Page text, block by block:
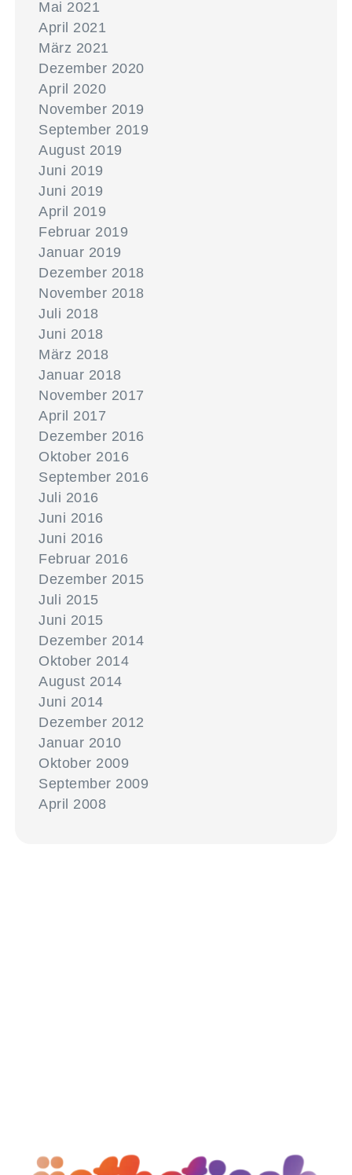
Mai 2021
April 2021
März 2021
Dezember 2020
April 2020
November 2019
September 2019
August 2019
Juni 2019
Juni 2019
April 2019
Februar 2019
Januar 2019
Dezember 2018
November 2018
Juli 2018
Juni 2018
März 2018
Januar 2018
November 2017
April 2017
Dezember 2016
Oktober 2016
September 2016
Juli 2016
Juni 2016
Juni 2016
Februar 2016
Dezember 2015
Juli 2015
Juni 2015
Dezember 2014
Oktober 2014
August 2014
Juni 2014
Dezember 2012
Januar 2010
Oktober 2009
September 2009
April 2008